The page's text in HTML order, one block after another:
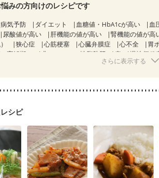
みの方向けのレシピです
気予防 ダイエット 血糖値・HbA1cが高い 血
尿酸値が高い 肝機能の値が高い 腎機能の値が高
狭心症 心筋梗塞 心臓弁膜症 心不全 胃
寛解期）
非アルコール性脂肪肝 痔 慢性便秘
糖尿病性腎症（第２期
食欲がない 妊娠中(初期)
妊婦健診・体重増加が
後（混合栄養）
さらに表示する
シピ